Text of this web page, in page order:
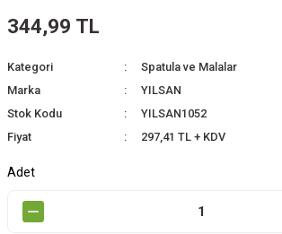
344,99 TL
Kategori
Spatula ve Malalar
Marka
YILSAN
Stok Kodu
YILSAN1052
Fiyat
297,41 TL + KDV
Adet